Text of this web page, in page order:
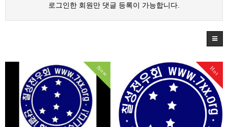
로그인한 회원만 댓글 등록이 가능합니다.
Now Hot